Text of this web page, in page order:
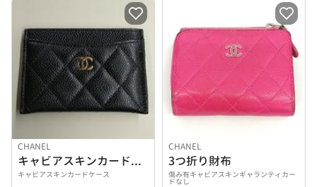
CHANEL
キャビアスキンカードケース
キャビアスキンカードケース
CHANEL
3つ折り財布
傷み有キャビアスキンギャランティカー
ドなし